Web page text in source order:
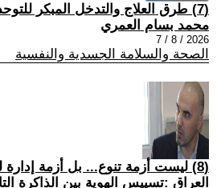
(7) طرق العلاج والتدخل المبكر للتوحد.
محمد بسام العمري
2026 / 8 / 7
الصحة والسلامة الجسدية والنفسية
(8) ليست أزمة تنوع... بل أزمة إدارة
العراق :تسييس الهوية بين الذاكرة